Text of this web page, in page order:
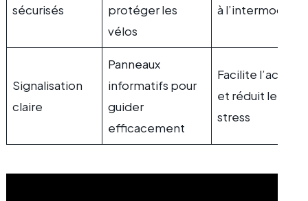
sécurisés
protéger les
vélos
à l’intermodalité
Signalisation
claire
Panneaux
informatifs pour
guider
efficacement
Facilite l’accès
et réduit le
stress